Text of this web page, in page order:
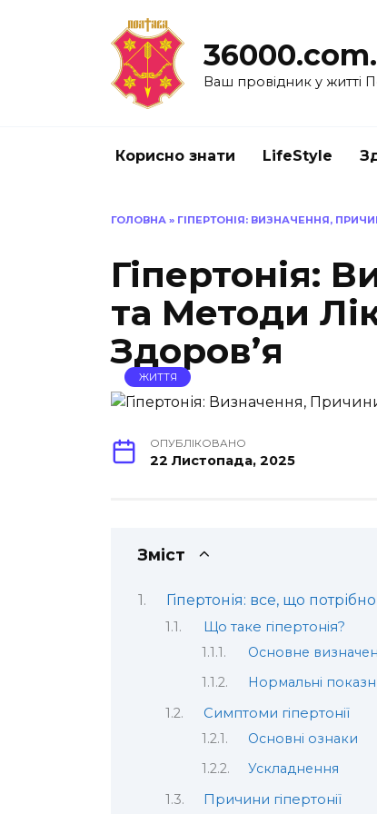
Ваш провідник у житті
Корисно знати LifeStyle
ГОЛОВНА » ГІПЕРТОНІЯ: ВИЗНАЧЕННЯ,
Гіпертонія:
та Методи
Здоров’я
ЖИТТЯ
ОПУБЛІКОВАНО
22 Листопада, 2025
Зміст
Гіпертонія: все, що
Що таке гіпертонія?
Основне
Нормальні
Симптоми гіпертонії
Основні ознаки
Ускладнення
Причини гіпертонії